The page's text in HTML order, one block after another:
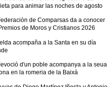
para animar las noches de agosto
de Comparsas da a conocer
de Moros y Cristianos 2026
acompaña a la Santa en su día
d'un poble acompanya a la seua
en la romeria de la Baixà